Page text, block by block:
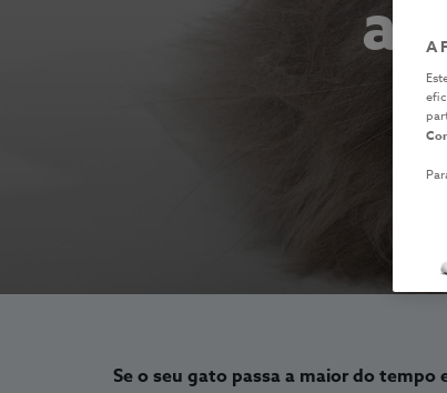
Se o seu gato passa a maior do tempo
A